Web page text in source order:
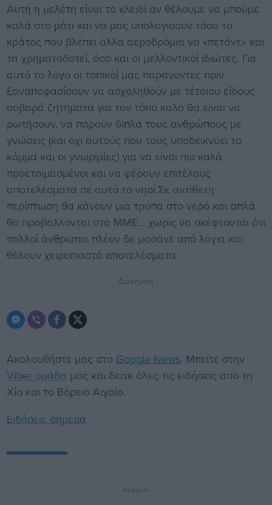
Αυτή η μελέτη είναι το κλειδί αν θέλουμε να μπούμε
καλά στο μάτι και να μας υπολογίσουν τόσο το
κράτος που βλέπει άλλα αεροδρόμια να «πετάνε» και
τα χρηματοδοτεί, όσο και οι μελλοντικοί ιδιώτες. Για
αυτό το λόγο οι τοπικοί μας παράγοντες πριν
ξαναποφασίσουν να ασχοληθούν με τέτοιου είδους
σοβαρά ζητήματα για τον τόπο καλό θα είναι να
ρωτήσουν, να πάρουν δίπλα τους ανθρώπους με
γνώσεις (και όχι αυτούς που τους υποδεικνύει το
κόμμα και οι γνωριμίες) για να είναι πιο καλά
προετοιμασμένοι και να φέρουν επιτέλους
αποτελέσματα σε αυτό το νησί.Σε αντίθετη
περίπτωση θα κάνουν μια τρύπα στο νερό και απλά
θα προβάλλονται στα ΜΜΕ… χωρίς να σκέφτονται ότι
πολλοί άνθρωποι πλέον δε μασάνε από λόγια και
θέλουν χειροπιαστά αποτελέσματα.
Διαφήμιση
Ακολουθήστε μας στο Google News. Μπείτε στην
Viber ομάδα μας και δείτε όλες τις ειδήσεις από τη
Χίο και το Βόρειο Αιγαίο.
Ειδήσεις σήμερα
Διαφήμιση